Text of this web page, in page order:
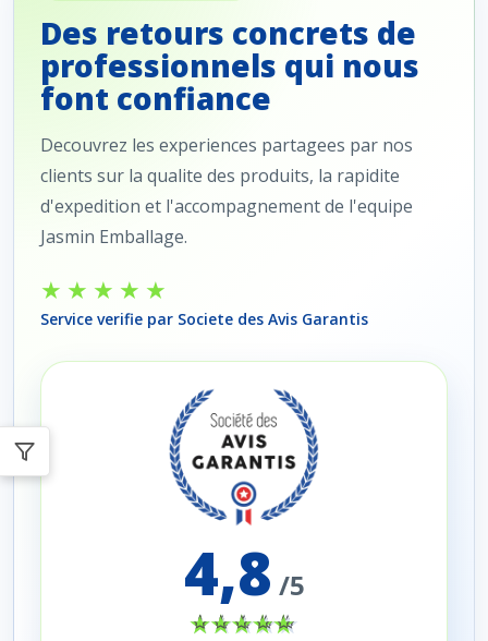
Des retours concrets de
professionnels qui nous
font confiance
Decouvrez les experiences partagees par nos
clients sur la qualite des produits, la rapidite
d'expedition et l'accompagnement de l'equipe
Jasmin Emballage.
★★★★★
Service verifie par Societe des Avis Garantis
4,8 /5